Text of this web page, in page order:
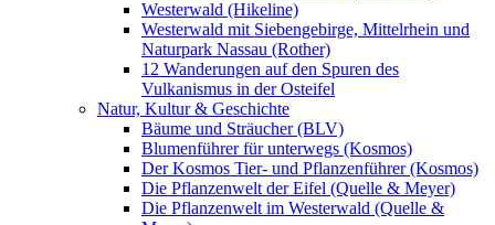
Westerwald (Hikeline)
Westerwald mit Siebengebirge, Mittelrhein und
Naturpark Nassau (Rother)
12 Wanderungen auf den Spuren des
Vulkanismus in der Osteifel
Natur, Kultur & Geschichte
Bäume und Sträucher (BLV)
Blumenführer für unterwegs (Kosmos)
Der Kosmos Tier- und Pflanzenführer (Kosmos)
Die Pflanzenwelt der Eifel (Quelle & Meyer)
Die Pflanzenwelt im Westerwald (Quelle &